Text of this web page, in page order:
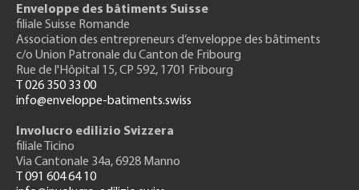
Enveloppe des bâtiments Suisse
filiale Suisse Romande
Association des entrepreneurs d’enveloppe des bâtiments
c/o Union Patronale du Canton de Fribourg
Rue de l'Hôpital 15, CP 592, 1701 Fribourg
T 026 350 33 00
info@enveloppe-batiments.swiss
Involucro edilizio Svizzera
filiale Ticino
Via Cantonale 34a, 6928 Manno
T 091 604 64 10